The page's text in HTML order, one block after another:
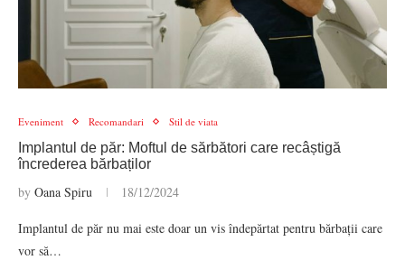
Eveniment Recomandari Stil de viata
Implantul de păr: Moftul de sărbători care recâștigă
încrederea bărbaților
by Oana Spiru 18/12/2024
Implantul de păr nu mai este doar un vis îndepărtat pentru bărbații care
vor să…